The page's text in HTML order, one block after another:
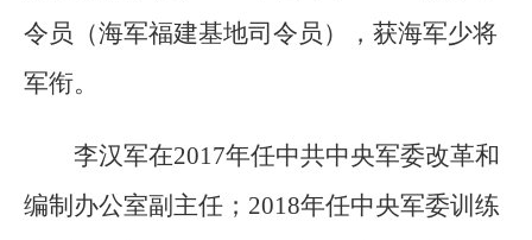
令员（海军福建基地司令员），获海军少将
军衔。
李汉军在2017年任中共中央军委改革和
编制办公室副主任；2018年任中央军委训练